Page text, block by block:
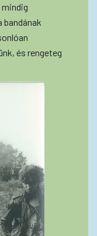
bandának
és rengeteg